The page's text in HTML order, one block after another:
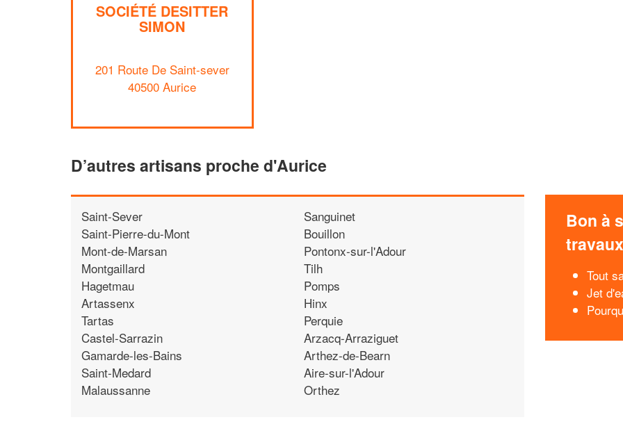
SOCIÉTÉ DESITTER
SIMON
201 Route De Saint-sever
40500 Aurice
D’autres artisans proche d'Aurice
Saint-Sever
Saint-Pierre-du-Mont
Mont-de-Marsan
Montgaillard
Hagetmau
Artassenx
Tartas
Castel-Sarrazin
Gamarde-les-Bains
Saint-Medard
Malaussanne
Sanguinet
Bouillon
Pontonx-sur-l'Adour
Tilh
Pomps
Hinx
Perquie
Arzacq-Arraziguet
Arthez-de-Bearn
Aire-sur-l'Adour
Orthez
Bon à
travaux
Tout
Jet